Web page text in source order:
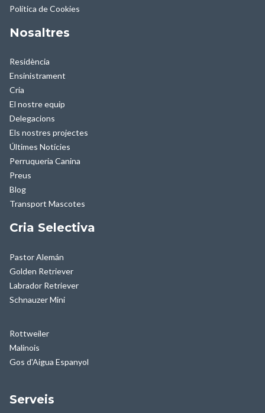
Política de Cookies
Nosaltres
Residència
Ensinistrament
Cria
El nostre equip
Delegacions
Els nostres projectes
Últimes Notícies
Perruqueria Canina
Preus
Blog
Transport Mascotes
Cria Selectiva
Pastor Alemán
Golden Retriever
Labrador Retriever
Schnauzer Mini
Rottweiler
Malinois
Gos d'Aigua Espanyol
Serveis